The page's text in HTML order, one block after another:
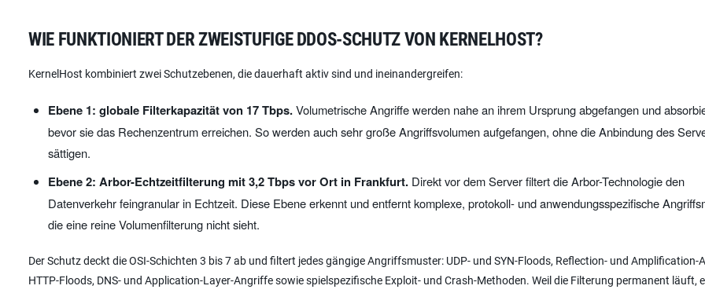
WIE FUNKTIONIERT DER ZWEISTUFIGE DDOS-SCHUTZ VON KERNELHOST?
KernelHost kombiniert zwei Schutzebenen, die dauerhaft aktiv sind und ineinandergreifen:
Ebene 1: globale Filterkapazität von 17 Tbps.Volumetrische Angriffe werden nahe an ihrem Ursprung abgefangen und
bevor sie das Rechenzentrum erreichen. So werden auch sehr große Angriffsvolumen aufgefangen, ohne die Anbindung des
sättigen.
Ebene 2: Arbor-Echtzeitfilterung mit 3,2 Tbps vor Ort in Frankfurt. Direkt vor dem Server filtert die Arbor-Technologie den
Datenverkehr feingranular in Echtzeit. Diese Ebene erkennt und entfernt komplexe, protokoll- und anwendungsspezifische
die eine reine Volumenfilterung nicht sieht.
Der Schutz deckt die OSI-Schichten 3 bis 7 ab und filtert jedes gängige Angriffsmuster: UDP- und SYN-Floods, Reflection- und Amplification-
HTTP-Floods, DNS- und Application-Layer-Angriffe sowie spielspezifische Exploit- und Crash-Methoden. Weil die Filterung permanent läuft,